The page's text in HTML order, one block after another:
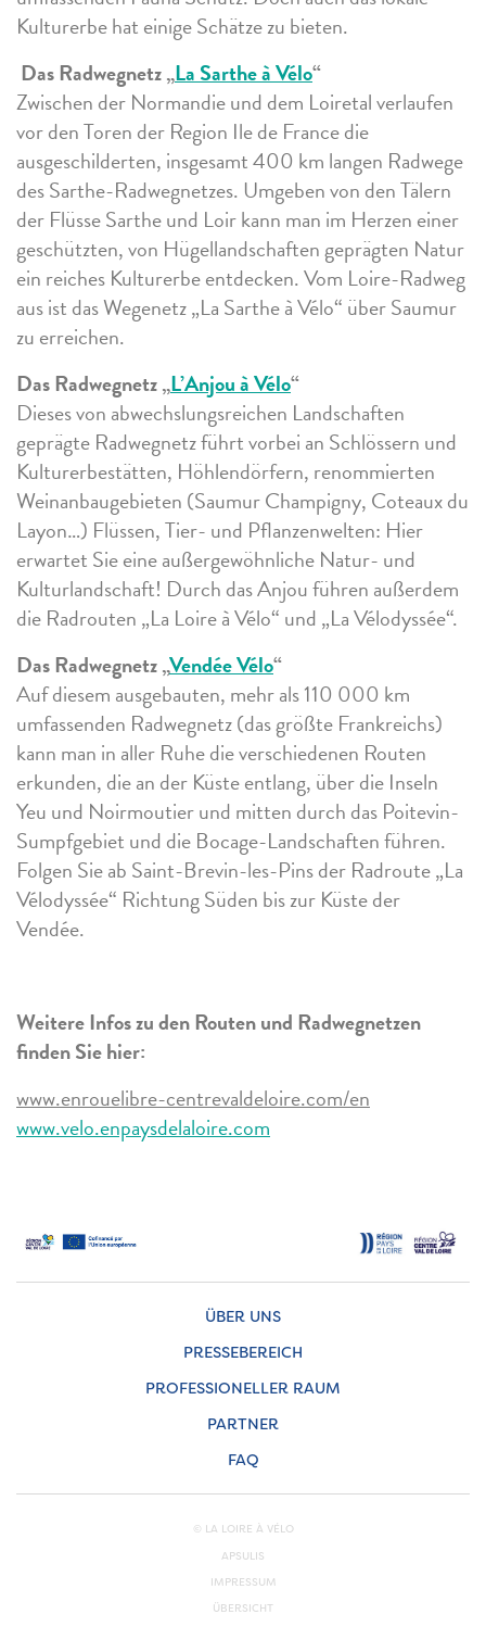
Kulturerbe hat einige Schätze zu bieten.
Das Radwegnetz „La Sarthe à Vélo“
Zwischen der Normandie und dem Loiretal verlaufen
vor den Toren der Region Ile de France die
ausgeschilderten, insgesamt 400 km langen Radwege
des Sarthe-Radwegnetzes. Umgeben von den Tälern
der Flüsse Sarthe und Loir kann man im Herzen einer
geschützten, von Hügellandschaften geprägten Natur
ein reiches Kulturerbe entdecken. Vom Loire-Radweg
aus ist das Wegenetz „La Sarthe à Vélo“ über Saumur
zu erreichen.
Das Radwegnetz „L’Anjou à Vélo“
Dieses von abwechslungsreichen Landschaften
geprägte Radwegnetz führt vorbei an Schlössern und
Kulturerbestätten, Höhlendörfern, renommierten
Weinanbaugebieten (Saumur Champigny, Coteaux du
Layon…) Flüssen, Tier- und Pflanzenwelten: Hier
erwartet Sie eine außergewöhnliche Natur- und
Kulturlandschaft! Durch das Anjou führen außerdem
die Radrouten „La Loire à Vélo“ und „La Vélodyssée“.
Das Radwegnetz „Vendée Vélo“
Auf diesem ausgebauten, mehr als 110 000 km
umfassenden Radwegnetz (das größte Frankreichs)
kann man in aller Ruhe die verschiedenen Routen
erkunden, die an der Küste entlang, über die Inseln
Yeu und Noirmoutier und mitten durch das Poitevin-
Sumpfgebiet und die Bocage-Landschaften führen.
Folgen Sie ab Saint-Brevin-les-Pins der Radroute „La
Vélodyssée“ Richtung Süden bis zur Küste der
Vendée.
Weitere Infos zu den Routen und Radwegnetzen
finden Sie hier:
www.enrouelibre-centrevaldeloire.com/en
www.velo.enpaysdelaloire.com
ÜBER UNS
PRESSEBEREICH
PROFESSIONELLER RAUM
PARTNER
FAQ
© LA LOIRE À VÉLO
APSULIS
IMPRESSUM
ÜBERSICHT